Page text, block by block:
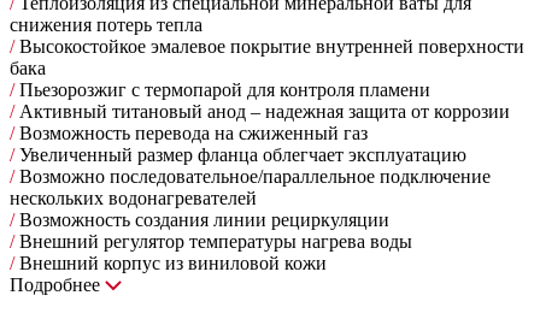
снижения потерь тепла
/Высокостойкое эмалевое покрытие внутренней поверхности
бака
/Пьезорозжиг с термопарой для контроля пламени
/Активный титановый анод – надежная защита от коррозии
/Возможность перевода на сжиженный газ
/Увеличенный размер фланца облегчает эксплуатацию
/Возможно последовательное/параллельное подключение
нескольких водонагревателей
/Возможность создания линии рециркуляции
/Внешний регулятор температуры нагрева воды
/Внешний корпус из виниловой кожи
Подробнее